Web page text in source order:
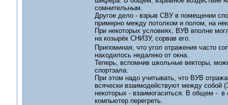
сомнительным.
Другое дело - взрыв СВУ в помещении
примерно между потолком и полом, на
При некоторых условиях, ВУВ вполне
на козырёк СНИЗУ, сорвав его.
Припоминая, что угол отражения часто
находилось недалеко от окна.
Теперь, вспомнив школьные векторы,
спортзала.
При этом надо учитывать, что ВУВ
всячески взаимодействуют между собой
некоторых - взаимогаситься. В общем - в
компьютер перегреть.